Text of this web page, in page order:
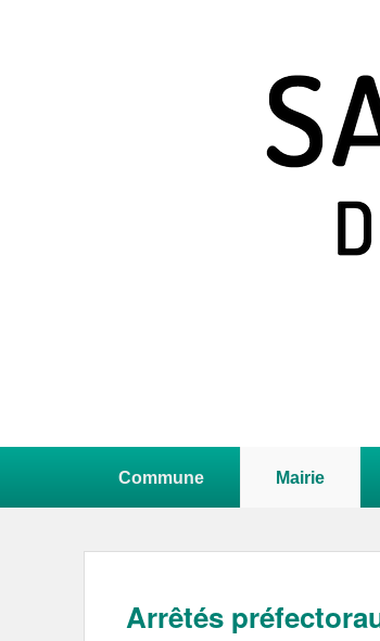
Commune Mairie
Arrêtés